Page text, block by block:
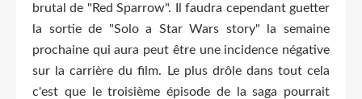
brutal de "Red Sparrow". Il faudra cependant guetter
la sortie de "Solo a Star Wars story" la semaine
prochaine qui aura peut être une incidence négative
sur la carrière du film. Le plus drôle dans tout cela
c'est que le troisième épisode de la saga pourrait